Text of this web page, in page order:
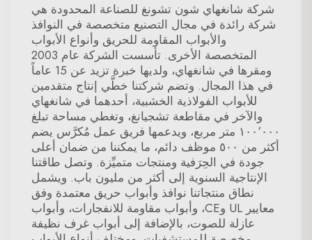
شركة شانغهاي شون تشونغ للصناعة المحدودة هي
شركة رائدة في مجال التصنيع متخصصة في النوافذ
والأبواب المقاومة للحريق وأنواع الأبواب
المتخصصة الأخرى. تأسست الشركة عام 2003
ومقرها في شانغهاي، ولديها خبرة تزيد عن 15 عاماً
في هذا المجال. وتضم شركتنا خطَّي إنتاج متقدمين
للأبواب الفولاذية الخشبية، أحدهما في شانغهاي
والآخر في مقاطعة تشجيانغ، وتغطي مساحة تبلغ
١٠٠٬٠٠٠ متر مربع، ويدعمها فريق عمل مُكرَّس يضم
أكثر من ٥٠٠ موظف دائم، ما يمكننا من ضمان أعلى
جودة في الحِرَفية ومنتجات متميِّزة. وتصل طاقتنا
الإنتاجية السنوية إلى أكثر من مليون باب. ويشمل
نطاق منتجاتنا نوافذ وأبواب حريق معتمدة وفق
معايير UL وCE، وأبواب مقاومة للانفجارات، وأبواب
عازلة للصوت، بالإضافة إلى أبواب غرف نظيفة